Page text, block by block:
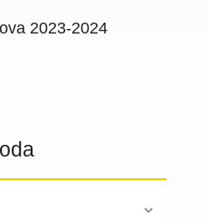
2023-2024